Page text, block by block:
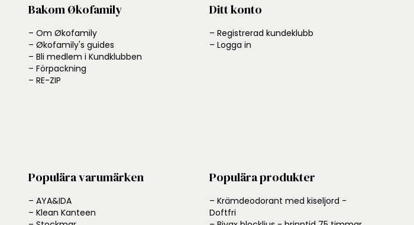
Bakom Økofamily
– Om Økofamily
– Økofamily's guides
– Bli medlem i Kundklubben
– Förpackning
– RE-ZIP
Ditt konto
– Registrerad kundeklubb
– Logga in
Populära varumärken
– AYA&IDA
– Klean Kanteen
Populära produkter
– Krämdeodorant med kiseljord -
Doftfri